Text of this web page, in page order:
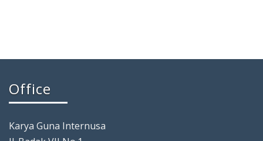
Office
Karya Guna Internusa